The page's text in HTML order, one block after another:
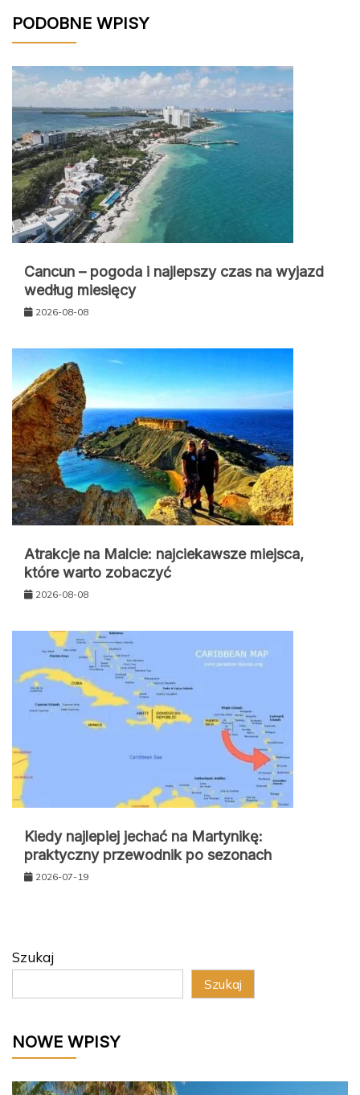
PODOBNE WPISY
Cancun – pogoda i najlepszy czas na wyjazd
według miesięcy
2026-08-08
Atrakcje na Malcie: najciekawsze miejsca,
które warto zobaczyć
2026-08-08
Kiedy najlepiej jechać na Martynikę:
praktyczny przewodnik po sezonach
2026-07-19
Szukaj
Szukaj
NOWE WPISY